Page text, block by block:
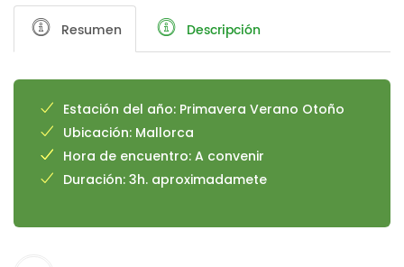
Resumen Descripción
Estación del año: Primavera Verano Otoño
Ubicación: Mallorca
Hora de encuentro: A convenir
Duración: 3h. aproximadamete